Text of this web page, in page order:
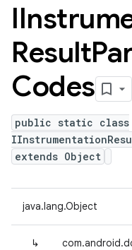
Result
Codes
public static class
extends Object
java.lang.Object
↳